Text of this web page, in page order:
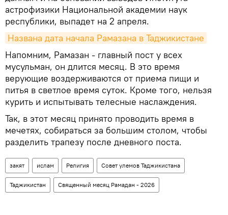
астрофизики Национальной академии наук
республики, выпадет на 2 апреля.
Названа дата начала Рамазана в Таджикистане
Напомним, Рамазан - главный пост у всех
мусульман, он длится месяц. В это время
верующие воздерживаются от приема пищи и
питья в светлое время суток. Кроме того, нельзя
курить и испытывать телесные наслаждения.
Так, в этот месяц принято проводить время в
мечетях, собираться за большим столом, чтобы
разделить трапезу после дневного поста.
закят ислам Религия Совет улемов Таджикистана
Таджикистан Священный месяц Рамадан - 2026